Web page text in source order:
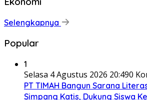
Selengkapnya
Popular
1
Selasa 4 Agustus 2026 20:490
PT TIMAH Bangun Sarana
Simpang Katis, Dukung Siswa